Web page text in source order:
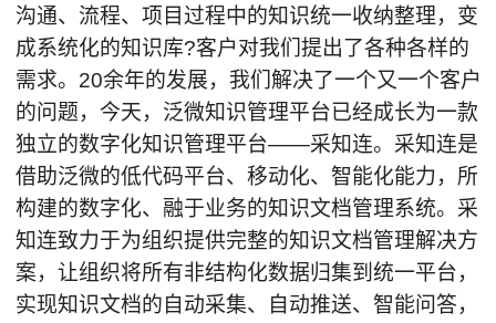
沟通、流程、项目过程中的知识统一收纳整理，变
成系统化的知识库?客户对我们提出了各种各样的
需求。20余年的发展，我们解决了一个又一个客户
的问题，今天，泛微知识管理平台已经成长为一款
独立的数字化知识管理平台——采知连。采知连是
借助泛微的低代码平台、移动化、智能化能力，所
构建的数字化、融于业务的知识文档管理系统。采
知连致力于为组织提供完整的知识文档管理解决方
案，让组织将所有非结构化数据归集到统一平台，
实现知识文档的自动采集、自动推送、智能问答，